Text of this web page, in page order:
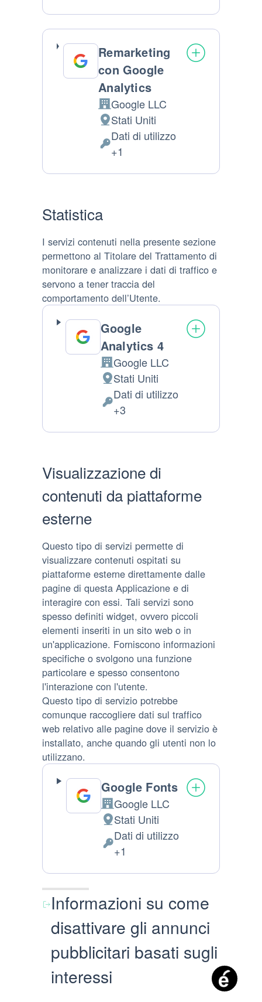
Remarketing
con Google
Analytics
Azienda:
Google LLC
Luogo del trattamento:
Stati Uniti
Dati Personali trattati:
Dati di utilizzo
+1
Statistica
I servizi contenuti nella presente sezione
permettono al Titolare del Trattamento di
monitorare e analizzare i dati di traffico e
servono a tener traccia del
comportamento dell’Utente.
Google
Analytics 4
Azienda:
Google LLC
Luogo del trattamento:
Stati Uniti
Dati Personali trattati:
Dati di utilizzo
+3
Visualizzazione di
contenuti da piattaforme
esterne
Questo tipo di servizi permette di
visualizzare contenuti ospitati su
piattaforme esterne direttamente dalle
pagine di questa Applicazione e di
interagire con essi. Tali servizi sono
spesso definiti widget, ovvero piccoli
elementi inseriti in un sito web o in
un'applicazione. Forniscono informazioni
specifiche o svolgono una funzione
particolare e spesso consentono
l'interazione con l'utente.
Questo tipo di servizio potrebbe
comunque raccogliere dati sul traffico
web relativo alle pagine dove il servizio è
installato, anche quando gli utenti non lo
utilizzano.
Google Fonts
Azienda:
Google LLC
Luogo del trattamento:
Stati Uniti
Dati Personali trattati:
Dati di utilizzo
+1
Informazioni su come
disattivare gli annunci
pubblicitari basati sugli
interessi